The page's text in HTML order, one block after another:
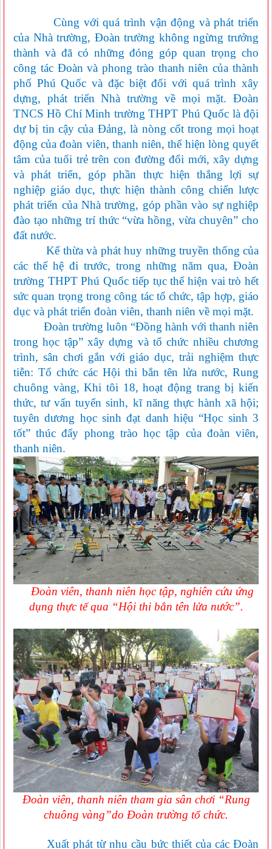
Cùng với quá trình vận động và phát triển
của Nhà trường, Đoàn trường không ngừng trưởng
thành và đã có những đóng góp quan trọng cho
công tác Đoàn và phong trào thanh niên của thành
phố Phú Quốc và đặc biệt đối với quá trình xây
dựng, phát triểnNhà trường về mọi mặt. Đoàn
TNCS Hồ Chí Minh trường THPT Phú Quốc là đội
dự bị tin cậy của Đảng, là nòng cốt trong mọi hoạt
động của đoàn viên, thanh niên, thể hiện lòng quyết
tâm của tuổi trẻ trên con đường đổi mới, xây dựng
và phát triển, góp phần thực hiện thắng lợi sự
nghiệp giáo dục, thực hiện thành công chiến lược
phát triển của Nhà trường, góp phần vào sự nghiệp
đào tạo những trí thức “vừa hồng, vừa chuyên” cho
đất nước.
Kế thừa và phát huy những truyền thống của
các thế hệ đi trước, trong những năm qua, Đoàn
trường THPTPhú Quốc tiếp tục thể hiện vai trò hết
sức quan trọng trong công tác tổ chức, tập hợp, giáo
dục và phát triển đoàn viên, thanh niên về mọi mặt.
Đoàn trường luôn “Đồng hành với thanh niên
trong học tập” xây dựng và tổ chức nhiều chương
trình, sân chơi gắn với giáo dục, trải nghiệm thực
tiễn: Tổ chức các Hội thi bắn tên lửa nước, Rung
chuông vàng, Khi tôi 18, hoạt động trang bị kiến
thức, tư vấn tuyển sinh, kĩ năng thực hành xã hội;
tuyên dương học sinh đạt danh hiệu “Học sinh 3
tốt” thúc đẩy phong trào học tập của đoàn viên,
thanh niên.
Đoàn viên, thanh niên học tập, nghiên cứu ứng
dụng thực tế qua “Hội thi bắn tên lửa nước”.
Đoàn viên, thanh niên tham gia sân chơi “Rung
chuông vàng”do Đoàn trường tổ chức.
Xuất phát từ nhu cầu bức thiết của các Đoàn